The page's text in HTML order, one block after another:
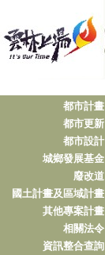
都市計畫
都市更新
都市設計
城鄉發展基金
廢改道
國土計畫及區域計畫
其他專案計畫
相關法令
資訊整合查詢